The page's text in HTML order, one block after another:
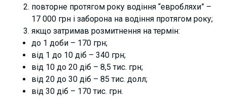
повторне протягом року водіння “евробляхи” –
17 000 грн і заборона на водіння протягом року;
якщо затримав розмитнення на термін:
до 1 доби – 170 грн;
від 1 до 10 діб – 340 грн;
від 10 до 20 діб – 8,5 тис. грн;
від 20 до 30 діб – 85 тис. долл;
від 30 діб – 170 тис. грн.